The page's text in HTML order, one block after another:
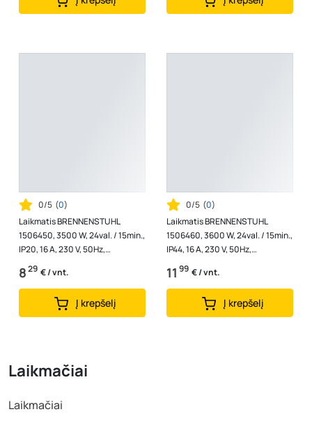
0/5 (0)
Laikmatis BRENNENSTUHL
1506450, 3500 W, 24val. / 15min.,
IP20, 16 A, 230 V, 50Hz,
mechaninis, MZ-20
829 € / vnt.
Į krepšelį
0/5 (0)
Laikmatis BRENNENSTUHL
1506460, 3600 W, 24val. / 15min.,
IP44, 16 A, 230 V, 50Hz,
mechaninis, MZ-44
11 99 € / vnt.
Į krepšelį
Laikmačiai
Laikmačiai